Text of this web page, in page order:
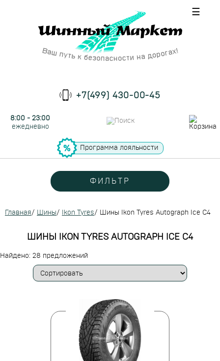
☰
+7(499) 430-00-45
8:00 - 23:00
ежедневно
Программа лояльности
ФИЛЬТР
Главная/ Шины/ Ikon Tyres/ Шины Ikon Tyres Autograph Ice C4
ШИНЫ IKON TYRES AUTOGRAPH ICE C4
Найдено: 28 предложений